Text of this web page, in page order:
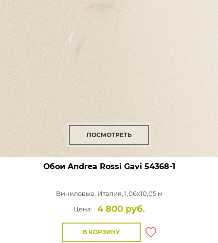
ПОСМОТРЕТЬ
Обои Andrea Rossi Gavi 54368-1
Виниловые, Италия, 1,06x10,05 м
Цена:
4 800 руб.
В КОРЗИНУ